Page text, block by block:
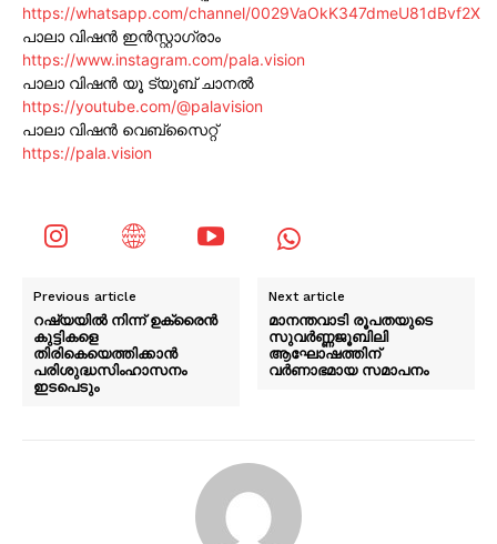
https://whatsapp.com/channel/0029VaOkK347dmeU81dBvf2X
പാലാ വിഷൻ ഇൻസ്റ്റാഗ്രാം
https://www.instagram.com/pala.vision
പാലാ വിഷൻ യൂ ട്യൂബ് ചാനൽ
https://youtube.com/@palavision
പാലാ വിഷൻ വെബ്സൈറ്റ്
https://pala.vision
Previous article
റഷ്യയിൽ നിന്ന് ഉക്രൈൻ
കുട്ടികളെ
തിരികെയെത്തിക്കാൻ
പരിശുദ്ധസിംഹാസനം
ഇടപെടും
Next article
മാനന്തവാടി രൂപതയുടെ
സുവര്‍ണ്ണജൂബിലി
ആഘോഷത്തിന്
വര്‍ണാഭമായ സമാപനം